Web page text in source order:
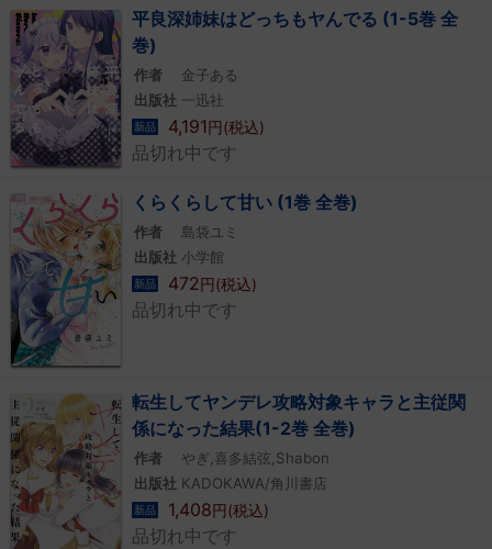
平良深姉妹はどっちもヤんでる (1-5巻 全
巻)
作者
金子ある
出版社
一迅社
新品 4,191円(税込)
品切れ中です
くらくらして甘い (1巻 全巻)
作者
島袋ユミ
出版社 小学館
新品 472円(税込)
品切れ中です
転生してヤンデレ攻略対象キャラと主従関
係になった結果(1-2巻 全巻)
作者
やぎ,喜多結弦,Shabon
出版社 KADOKAWA/角川書店
新品 1,408円(税込)
品切れ中です